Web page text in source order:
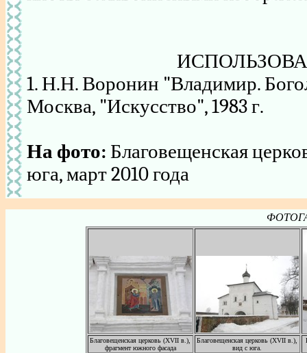
1. Н.Н. Воронин "Владимир.
Москва, "Искусство", 1983 г.
На фото: Благовещенская
юга, март 2010 года
Благовещенская церковь (XVII в.),
фрагмент южного фасада
Благовещенская церковь (XVII в.),
вид с юга.